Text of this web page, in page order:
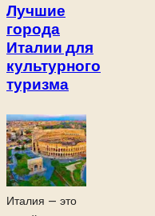
Лучшие
города
Италии для
культурного
туризма
Италия — это